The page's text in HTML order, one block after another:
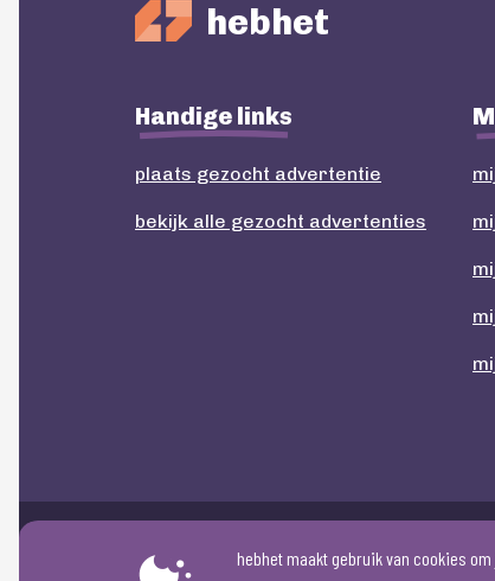
hebhet
Handige links
plaats gezocht advertentie
bekijk alle gezocht advertenties
hebhet maakt gebruik van cookies